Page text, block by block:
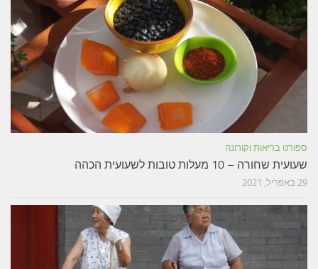
ספורט בריאות וקורונה
שעועית שחורה – 10 מעלות טובות לשעועית הכהה
29 באפריל, 2021